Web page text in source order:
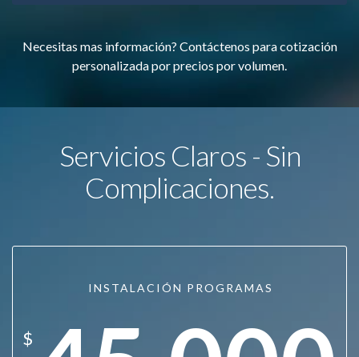
Necesitas mas información? Contáctenos para cotización
personalizada por precios por volumen.
Servicios Claros - Sin
Complicaciones.
INSTALACIÓN PROGRAMAS
$